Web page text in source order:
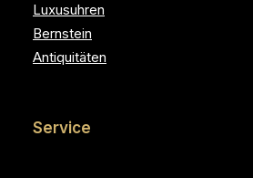
Luxusuhren
Bernstein
Antiquitäten
Service